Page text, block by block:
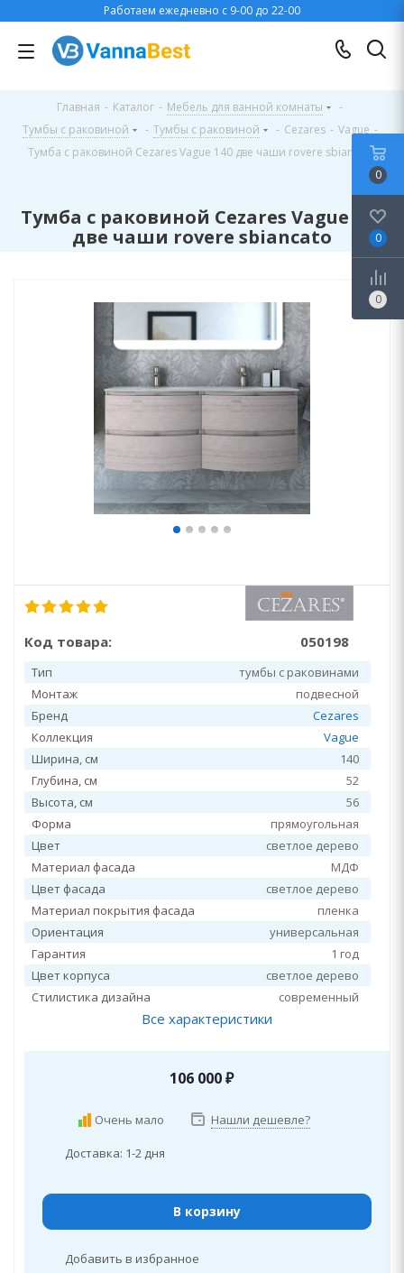
Работаем ежедневно с 9-00 до 22-00
Главная - Каталог - Мебель для ванной комнаты
-
Тумбы с раковиной
- Тумбы с раковиной - Cezares - Vague -
Тумба с раковиной Cezares Vague 140 две чаши rovere sbiancato
Тумба с раковиной Cezares Vague 140
две чаши rovere sbiancato
Код товара: 050198
Тип
тумбы с раковинами
Монтаж
подвесной
Бренд
Cezares
Коллекция
Vague
Ширина, см
140
Глубина, см
52
Высота, см
56
Форма
прямоугольная
Цвет
светлое дерево
Материал фасада
МДФ
Цвет фасада
светлое дерево
Материал покрытия фасада
пленка
Ориентация
универсальная
Гарантия
1 год
Цвет корпуса
светлое дерево
Стилистика дизайна
современный
Все характеристики
106 000₽
Очень мало Нашли дешевле?
Доставка: 1-2 дня
В корзину
Добавить в избранное
0
0
0